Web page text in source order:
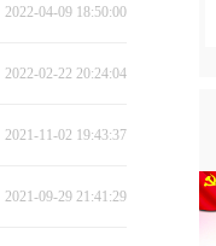
2022-04-09 18:50:00
2022-02-22 20:24:04
2021-11-02 19:43:37
2021-09-29 21:41:29